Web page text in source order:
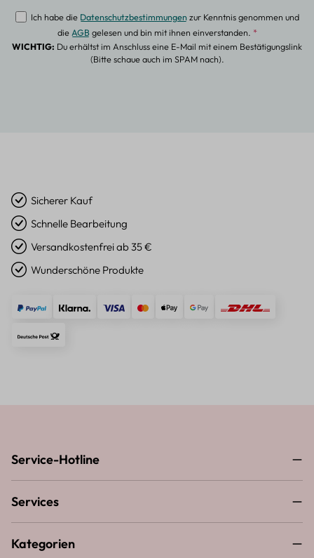
Ich habe die Datenschutzbestimmungenzur Kenntnis genommen und
dieAGBgelesen und bin mit ihnen einverstanden. *
WICHTIG: Du erhältst im Anschluss eine E-Mail mit einem Bestätigungslink
(Bitte schaue auch im SPAM nach).
Sicherer Kauf
Schnelle Bearbeitung
Versandkostenfrei ab 35 €
Wunderschöne Produkte
Service-Hotline
Services
Kategorien